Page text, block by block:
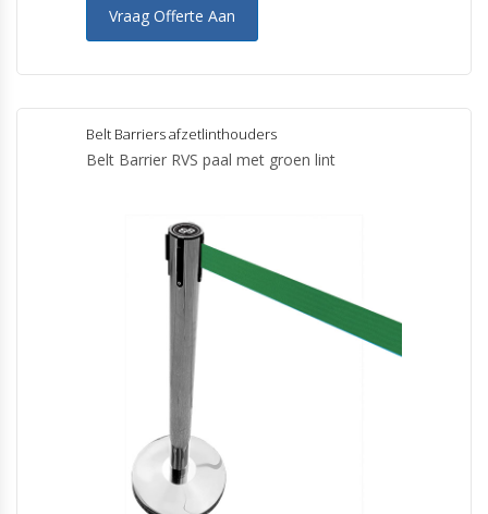
Vraag Offerte Aan
Belt Barriers afzetlinthouders
Belt Barrier RVS paal met groen lint